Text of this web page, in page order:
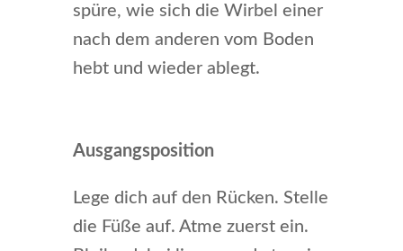
spüre, wie sich die Wirbel einer
nach dem anderen vom Boden
hebt und wieder ablegt.
Ausgangsposition
Lege dich auf den Rücken. Stelle
die Füße auf. Atme zuerst ein.